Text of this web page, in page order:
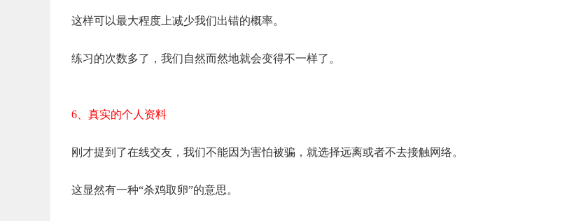
这样可以最大程度上减少我们出错的概率。
练习的次数多了，我们自然而然地就会变得不一样了。
6、真实的个人资料
刚才提到了在线交友，我们不能因为害怕被骗，就选择远离或者不去接触网络。
这显然有一种“杀鸡取卵”的意思。